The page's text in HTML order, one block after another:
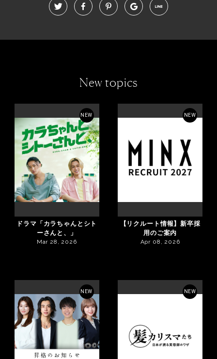
New topics
NEW
ドラマ「カラちゃんとシト
ーさんと、」
Mar 28, 2026
NEW
【リクルート情報】新卒採
用のご案内
Apr 08, 2026
NEW NEW